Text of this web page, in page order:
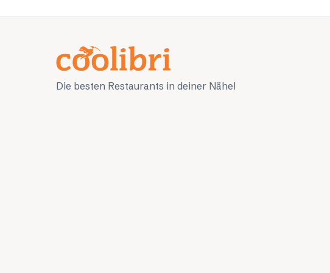
Die besten Restaurants in deiner Nähe!